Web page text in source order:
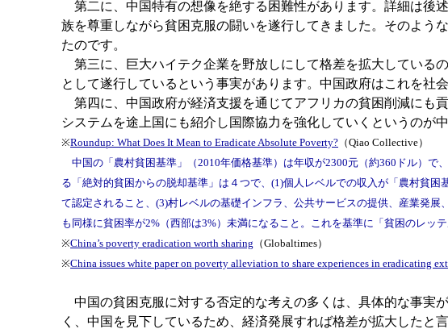
第二に、中国特有の想像を絶する困難性があります。詳細は後
族を尊重しながら貧困克服の闘いを遂行してきました。そのよう
たのです。
第三に、巨大ハイテク企業を野放しにして格差を拡大している
として遂行しているという事実があります。中国政府はこれを社
第四に、中国政府が経済支援を通じてアフリカの貧困削減にも
システムを途上国にも紹介し国際協力を強化していくというのが中
※Roundup: What Does It Mean to Eradicate Absolute Poverty? （Qiao Collective）
中国の「農村貧困基準」（2010年価格基準）は年収が2300元（約360ドル）で
る「絶対的貧困からの脱却基準」は４つで、(1)個人レベルでの収入が「農村貧
て認定されること、(3)村レベルの基礎インフラ、公共サービスの提供、産業発
も同様に貧困率が2%（西部は3%）未満になること。これを基準に「貧困のレッテ
※China’s poverty eradication worth sharing （Globaltimes）
※China issues white paper on poverty alleviation to share experiences in eradicating
中国の貧困克服に対する否定的な考えの多くは、具体的な事実
く、中国を見下しているため、経済発展すれば格差が拡大した